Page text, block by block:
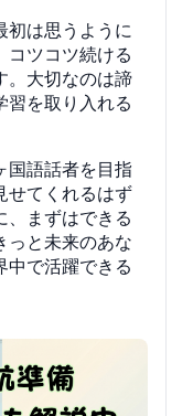
初は思うように
コツコツ続ける
。大切なのは諦
習を取り入れる
国語話者を目指
せてくれるはず
、まずはできる
っと未来のあな
中で活躍できる